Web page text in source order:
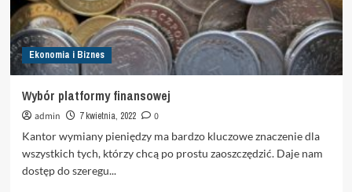
Ekonomia i Biznes
Wybór platformy finansowej
admin 7 kwietnia, 2022
0
Kantor wymiany pieniędzy ma bardzo kluczowe znaczenie dla
wszystkich tych, którzy chcą po prostu zaoszczędzić. Daje nam
dostęp do szeregu...